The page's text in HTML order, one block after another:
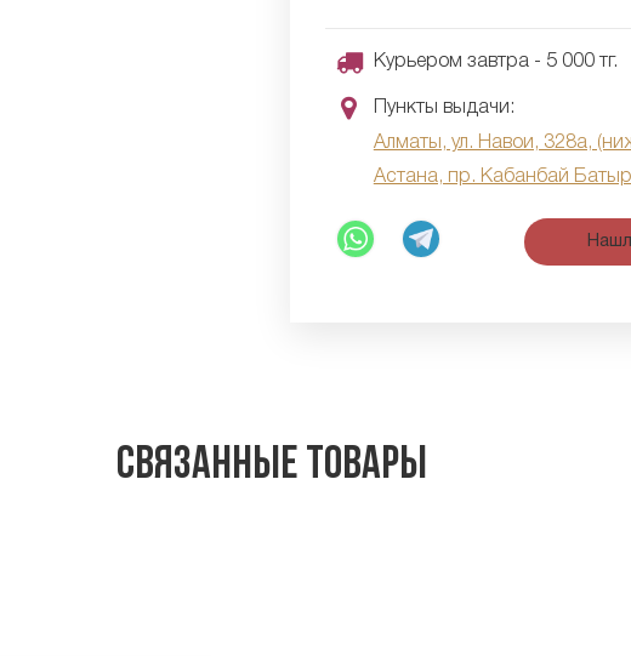
Курьером завтра - 5 000 тг.
Пункты выдачи:
Алматы, ул. Навои, 328а,
Астана, пр. Кабанбай
Связанные товары